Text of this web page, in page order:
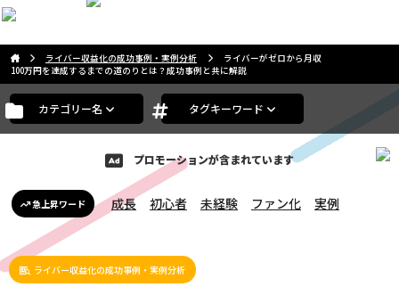
ライバー収益化の成功事例・実例分析
ライバーがゼロから月収
100万円を達成するまでの道のりとは？成功事例と共に解説
カテゴリー名 タグキーワード
プロモーションが含まれています
急上昇ワード 成長 初心者 未経験 ファン化 実例
ライバー収益化の成功事例・実例分析